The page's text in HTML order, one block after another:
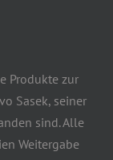
Produkte zur
Sasek, seiner
sind. Alle
Weitergabe